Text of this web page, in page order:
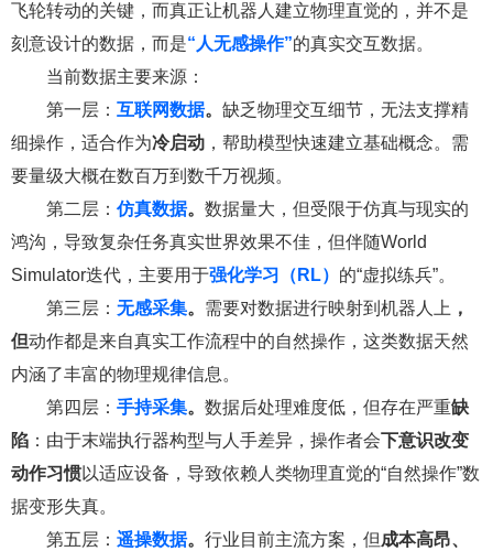
飞轮转动的关键，而真正让机器人建立物理直觉的，并不是
刻意设计的数据，而是“人无感操作”的真实交互数据。
当前数据主要来源：
第一层： 互联网数据。 缺乏物理交互细节，无法支撑精
细操作，适合作为冷启动 ，帮助模型快速建立基础概念。需
要量级大概在数百万到数千万视频。
第二层： 仿真数据。 数据量大，但受限于仿真与现实的
鸿沟，导致复杂任务真实世界效果不佳，但伴随World
Simulator迭代，主要用于强化学习（ RL） 的“虚拟练兵”。
第三层： 无感采集。 需要对数据进行映射到机器人上 ，
但动作都是来自真实工作流程中的自然操作，这类数据天然
内涵了丰富的物理规律信息。
第四层： 手持采集。 数据后处理难度低，但存在严重缺
陷 ：由于末端执行器构型与人手差异，操作者会下意识改变
动作习惯以适应设备，导致依赖人类物理直觉的“自然操作”数
据变形失真。
第五层： 遥操数据。 行业目前主流方案，但成本高昂、